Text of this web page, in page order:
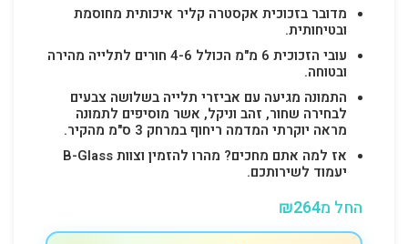
מדובר בזכוכית אקסטרה קליר איכותית מחוסמת
ובטיחותית.
עובי הזכוכית 6 מ"מ הכולל 4-6 חורים לתלייה מהירה
ובטוחה.
התמונה מגיעה עם אביזרי תלייה בשלושה צבעים
לבחירה שחור, זהב וניקל, אשר מוסיפים לתמונה
מראה יוקרתי המדמה ריחוף במרחק 3 ס"מ מהקיר.
אז למה אתם מחכים? מהרו להזמין וצוות B-Glass
יעמוד לשירותכם.
החל מ ₪264